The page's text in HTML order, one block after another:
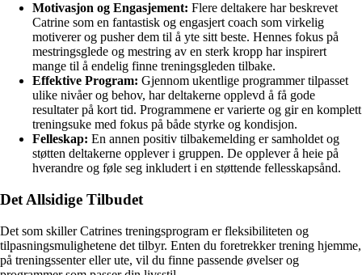
Motivasjon og Engasjement: Flere deltakere har beskrevet
Catrine som en fantastisk og engasjert coach som virkelig
motiverer og pusher dem til å yte sitt beste. Hennes fokus på
mestringsglede og mestring av en sterk kropp har inspirert
mange til å endelig finne treningsgleden tilbake.
Effektive Program: Gjennom ukentlige programmer tilpasset
ulike nivåer og behov, har deltakerne opplevd å få gode
resultater på kort tid. Programmene er varierte og gir en komplett
treningsuke med fokus på både styrke og kondisjon.
Felleskap: En annen positiv tilbakemelding er samholdet og
støtten deltakerne opplever i gruppen. De opplever å heie på
hverandre og føle seg inkludert i en støttende fellesskapsånd.
Det Allsidige Tilbudet
Det som skiller Catrines treningsprogram er fleksibiliteten og
tilpasningsmulighetene det tilbyr. Enten du foretrekker trening hjemme,
på treningssenter eller ute, vil du finne passende øvelser og